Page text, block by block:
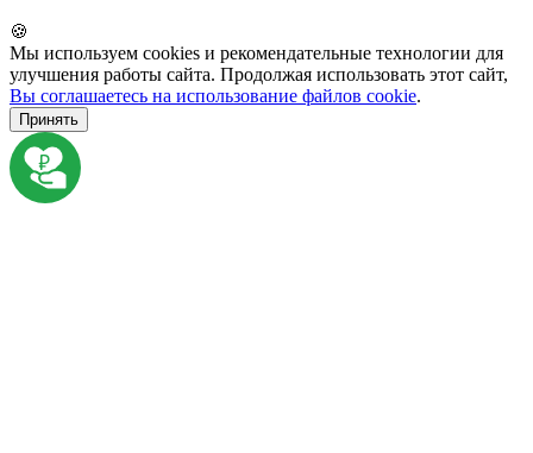
🍪
Мы используем cookies и рекомендательные технологии для
улучшения работы сайта. Продолжая использовать этот сайт,
Вы соглашаетесь на использование файлов cookie.
Принять